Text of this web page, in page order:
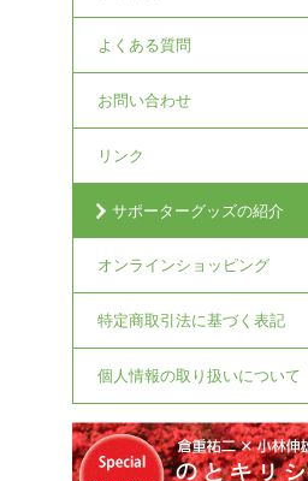
よくある質問
お問い合わせ
リンク
サポーターグッズの紹介
オンラインショッピング
特定商取引法に基づく表記
個人情報の取り扱いについて